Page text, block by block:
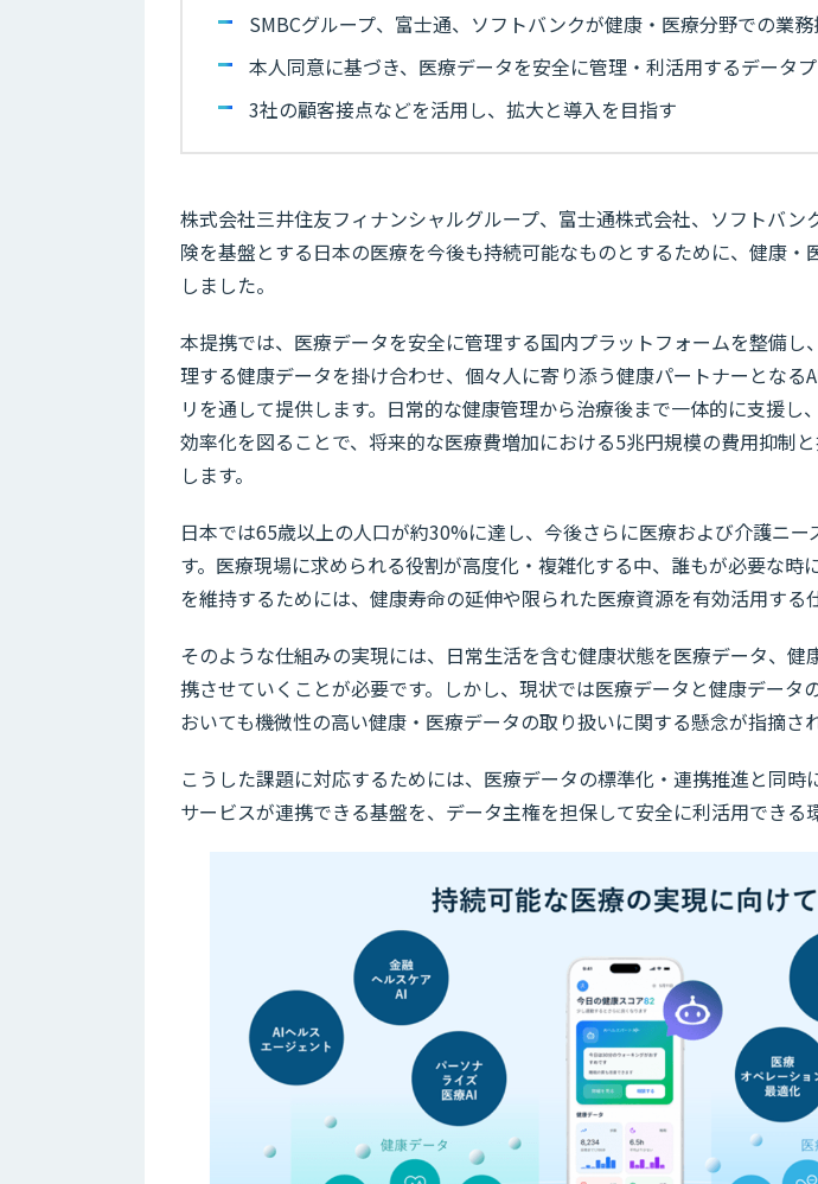
SMBCグループ、富士通、ソフトバンクが健康・医療分野での業
本人同意に基づき、医療データを安全に管理・利活用するデータ
3社の顧客接点などを活用し、拡大と導入を目指す
株式会社三井住友フィナンシャルグループ、富士通株式会社、ソフトバン
険を基盤とする日本の医療を今後も持続可能なものとするために、健康・
しました。
本提携では、医療データを安全に管理する国内プラットフォームを整備し
理する健康データを掛け合わせ、個々人に寄り添う健康パートナーとなる
リを通して提供します。日常的な健康管理から治療後まで一体的に支援し
効率化を図ることで、将来的な医療費増加における5兆円規模の費用抑制
します。
日本では65歳以上の人口が約30%に達し、今後さらに医療および介護ニー
す。医療現場に求められる役割が高度化・複雑化する中、誰もが必要な時
を維持するためには、健康寿命の延伸や限られた医療資源を有効活用する
そのような仕組みの実現には、日常生活を含む健康状態を医療データ、健
携させていくことが必要です。しかし、現状では医療データと健康データ
おいても機微性の高い健康・医療データの取り扱いに関する懸念が指摘さ
こうした課題に対応するためには、医療データの標準化・連携推進と同時
サービスが連携できる基盤を、データ主権を担保して安全に利活用できる